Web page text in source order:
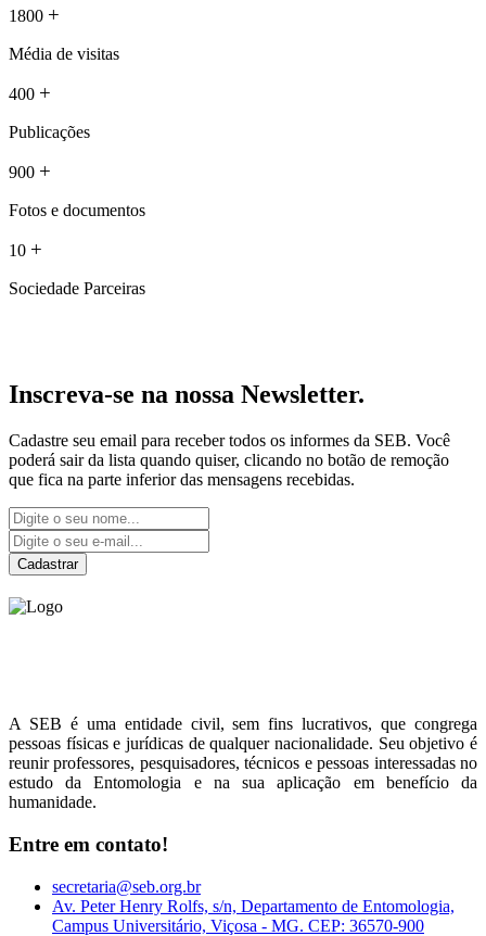
1800 +
Média de visitas
400 +
Publicações
900 +
Fotos e documentos
10 +
Sociedade Parceiras
Inscreva-se na nossa Newsletter.
Cadastre seu email para receber todos os informes da SEB. Você
poderá sair da lista quando quiser, clicando no botão de remoção
que fica na parte inferior das mensagens recebidas.
Cadastrar
A SEB é uma entidade civil, sem fins lucrativos, que congrega
pessoas físicas e jurídicas de qualquer nacionalidade. Seu objetivo é
reunir professores, pesquisadores, técnicos e pessoas interessadas no
estudo da Entomologia e na sua aplicação em benefício da
humanidade.
Entre em contato!
secretaria@seb.org.br
Av. Peter Henry Rolfs, s/n, Departamento de Entomologia,
Campus Universitário, Viçosa - MG. CEP: 36570-900